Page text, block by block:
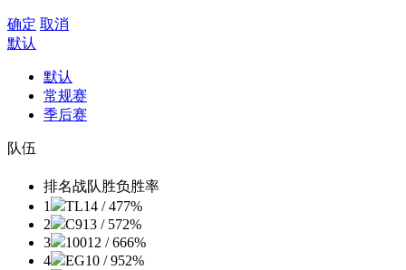
确定 取消
默认
默认
常规赛
季后赛
队伍
排名战队胜负胜率
1
TL14 / 477%
2
C913 / 572%
3
10012 / 666%
4
EG10 / 952%